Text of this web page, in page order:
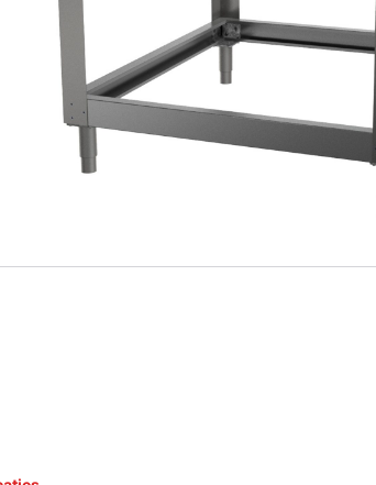
vorige foto